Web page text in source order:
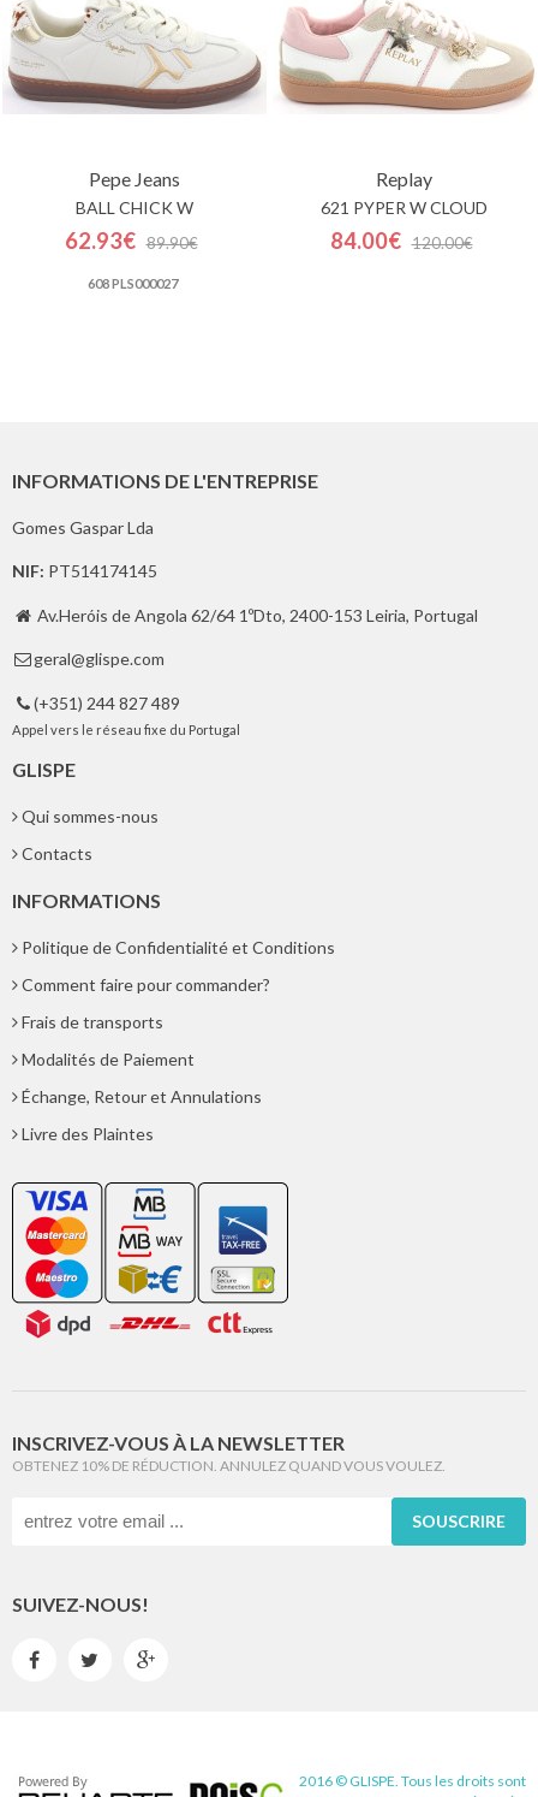
Pepe Jeans
BALL CHICK W
62.93€ 89.90€
608 PLS000027
Replay
621 PYPER W CLOUD
84.00€ 120.00€
INFORMATIONS DE L'ENTREPRISE
Gomes Gaspar Lda
NIF: PT514174145
 Av.Heróis de Angola 62/64 1ºDto, 2400-153 Leiria, Portugal
 geral@glispe.com
 (+351) 244 827 489
Appel vers le réseau fixe du Portugal
GLISPE
Qui sommes-nous
Contacts
INFORMATIONS
Politique de Confidentialité et Conditions
Comment faire pour commander?
Frais de transports
Modalités de Paiement
Échange, Retour et Annulations
Livre des Plaintes
INSCRIVEZ-VOUS À LA NEWSLETTER
OBTENEZ 10% DE RÉDUCTION. ANNULEZ QUAND VOUS VOULEZ.
SOUSCRIRE
SUIVEZ-NOUS!
  
2016 © GLISPE. Tous les droits sont